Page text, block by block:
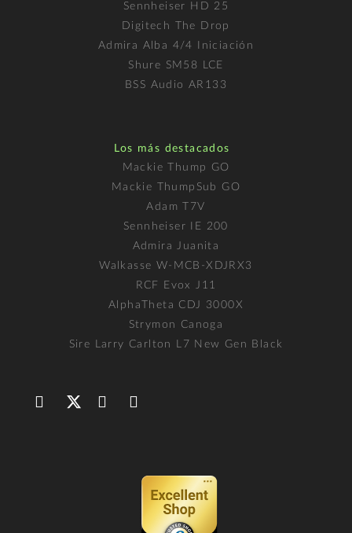
Sennheiser HD 25
Digitech The Drop
Admira Alba 4/4 Iniciación
Shure SM58 LCE
BSS Audio AR133
Los más destacados
Mackie Thump GO
Mackie ThumpSub GO
Adam T7V
Sennheiser IE 200
Admira Juanita
Walkasse W-MCB-XDJRX3
RCF Evox J11
AlphaTheta CDJ 3000X
Strymon Canoga
Sire Larry Carlton L7 New Gen Black